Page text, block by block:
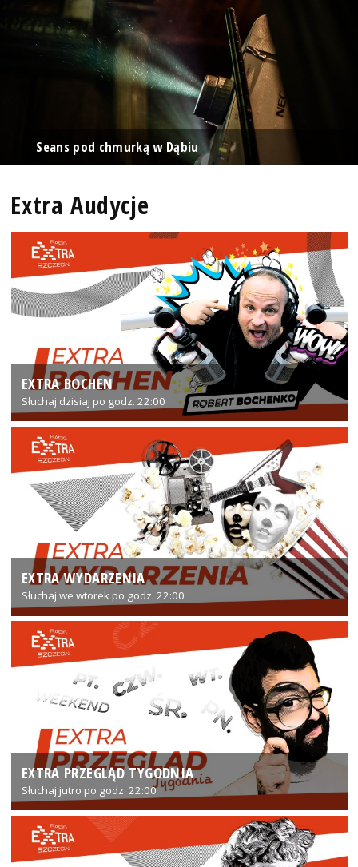
Seans pod chmurką w Dąbiu
Extra Audycje
EXTRA BOCHEN
Słuchaj dzisiaj po godz. 22:00
EXTRA WYDARZENIA
Słuchaj we wtorek po godz. 22:00
EXTRA PRZEGLĄD TYGODNIA
Słuchaj jutro po godz. 22:00